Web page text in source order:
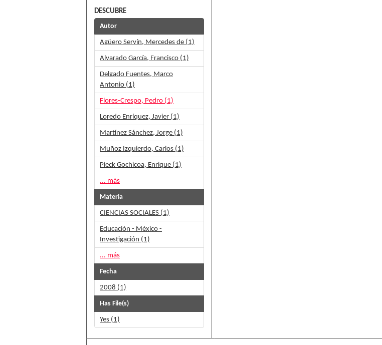
DESCUBRE
Autor
Agüero Servín, Mercedes de (1)
Alvarado García, Francisco (1)
Delgado Fuentes, Marco
Antonio (1)
Flores-Crespo, Pedro (1)
Loredo Enríquez, Javier (1)
Martínez Sánchez, Jorge (1)
Muñoz Izquierdo, Carlos (1)
Pieck Gochicoa, Enrique (1)
... más
Materia
CIENCIAS SOCIALES (1)
Educación - México -
Investigación (1)
... más
Fecha
2008 (1)
Has File(s)
Yes (1)